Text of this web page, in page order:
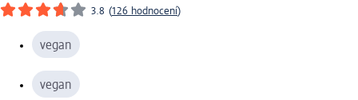
3.8 (126 hodnocení)
vegan
vegan